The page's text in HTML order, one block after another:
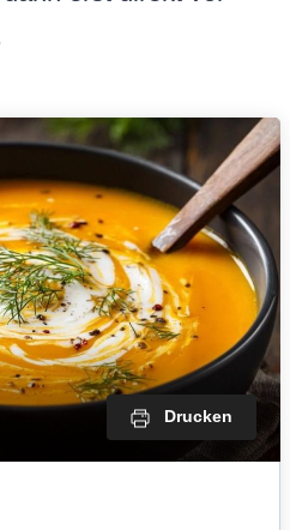
Drucken